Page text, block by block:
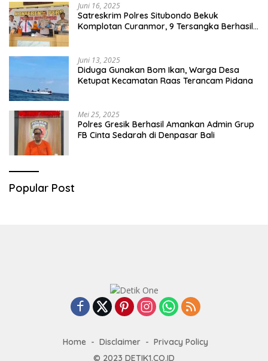
Juni 16, 2025
Satreskrim Polres Situbondo Bekuk
Komplotan Curanmor, 9 Tersangka Berhasil
Juni 13, 2025
Diduga Gunakan Bom Ikan, Warga Desa
Ketupat Kecamatan Raas Terancam Pidana
Mei 25, 2025
Polres Gresik Berhasil Amankan Admin Grup
FB Cinta Sedarah di Denpasar Bali
Popular Post
Home Disclaimer
Privacy Policy
© 2023 DETIK1.CO.ID